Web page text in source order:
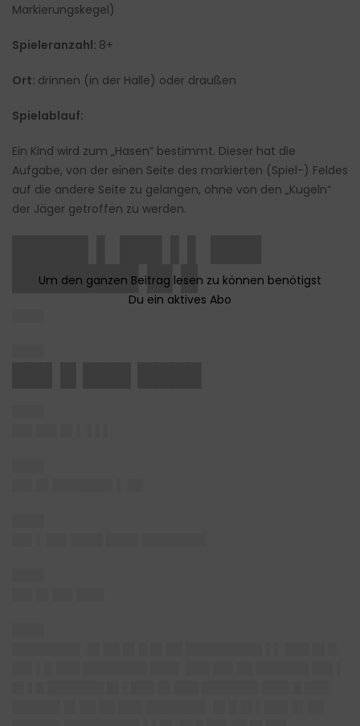
Markierungskegel)
Spieleranzahl: 8+
Ort: drinnen (in der Halle) oder draußen
Spielablauf:
Ein Kind wird zum „Hasen“ bestimmt. Dieser hat die
Aufgabe, von der einen Seite des markierten (Spiel-) Feldes
auf die andere Seite zu gelangen, ohne von den „Kugeln“
der Jäger getroffen zu werden.
███████▌█▌█